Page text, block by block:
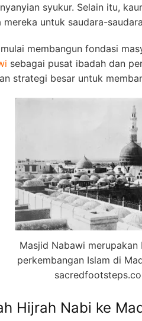
syukur. Selain itu,
untuk saudara-
membangun fondasi
sebagai pusat ibadah dan
strategi besar untuk
Masjid Nabawi merupakan
perkembangan Islam di
Hijrah Nabi ke